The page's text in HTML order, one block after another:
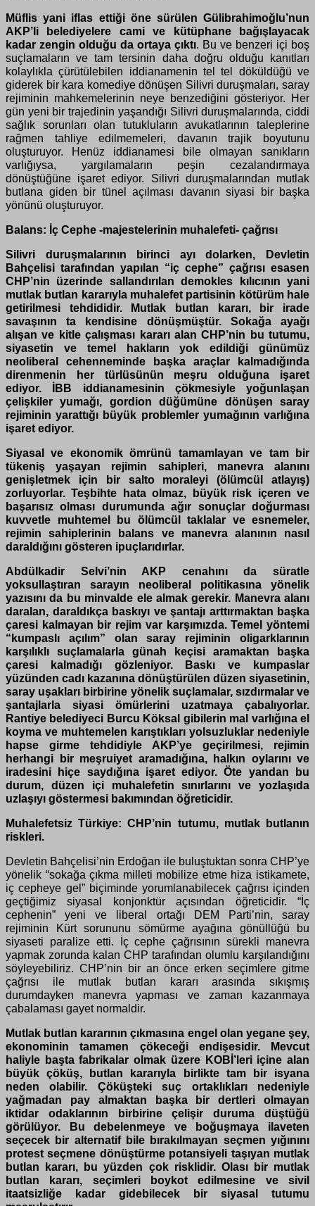
Müflis yani iflas ettiği öne sürülen Gülibrahimoğlu’nun
AKP’li belediyelere cami ve kütüphane bağışlayacak
kadar zengin olduğu da ortaya çıktı. Bu ve benzeri içi boş
suçlamaların ve tam tersinin daha doğru olduğu kanıtları
kolaylıkla çürütülebilen iddianamenin tel tel döküldüğü ve
giderek bir kara komediye dönüşen Silivri duruşmaları, saray
rejiminin mahkemelerinin neye benzediğini gösteriyor. Her
gün yeni bir trajedinin yaşandığı Silivri duruşmalarında, ciddi
sağlık sorunları olan tutukluların avukatlarının taleplerine
rağmen tahliye edilmemeleri, davanın trajik boyutunu
oluşturuyor. Henüz iddianamesi bile olmayan sanıkların
varlığıysa, yargılamaların peşin cezalandırmaya
dönüştüğüne işaret ediyor. Silivri duruşmalarından mutlak
butlana giden bir tünel açılması davanın siyasi bir başka
yönünü oluşturuyor.
Balans: İç Cephe -majestelerinin muhalefeti- çağrısı
Silivri duruşmalarının birinci ayı dolarken, Devletin
Bahçelisi tarafından yapılan “iç cephe” çağrısı esasen
CHP’nin üzerinde sallandırılan demokles kılıcının yani
mutlak butlan kararıyla muhalefet partisinin kötürüm hale
getirilmesi tehdididir. Mutlak butlan kararı, bir irade
savaşının ta kendisine dönüşmüştür. Sokağa ayağı
alışan ve kitle çalışması kararı alan CHP’nin bu tutumu,
siyasetin ve temel hakların yok edildiği günümüz
neoliberal cehenneminde başka araçlar kalmadığında
direnmenin her türlüsünün meşru olduğuna işaret
ediyor.
İBB iddianamesinin çökmesiyle yoğunlaşan
çelişkiler yumağı, gordion düğümüne dönüşen saray
rejiminin yarattığı büyük problemler yumağının varlığına
işaret ediyor.
Siyasal ve ekonomik ömrünü tamamlayan ve tam bir
tükeniş yaşayan rejimin sahipleri, manevra alanını
genişletmek için bir salto moraleyi (ölümcül atlayış)
zorluyorlar. Teşbihte hata olmaz, büyük risk içeren ve
başarısız olması durumunda ağır sonuçlar doğurması
kuvvetle muhtemel bu ölümcül taklalar ve esnemeler,
rejimin sahiplerinin balans ve manevra alanının nasıl
daraldığını gösteren ipuçlarıdırlar.
Abdülkadir Selvi’nin AKP cenahını da süratle
yoksullaştıran sarayın neoliberal politikasına yönelik
yazısını da bu minvalde ele almak gerekir. Manevra alanı
daralan, daraldıkça baskıyı ve şantajı arttırmaktan başka
çaresi kalmayan bir rejim var karşımızda. Temel yöntemi
“kumpaslı açılım” olan saray rejiminin oligarklarının
karşılıklı suçlamalarla günah keçisi aramaktan başka
çaresi kalmadığı gözleniyor. Baskı ve kumpaslar
yüzünden cadı kazanına dönüştürülen düzen siyasetinin,
saray uşakları birbirine yönelik suçlamalar, sızdırmalar ve
şantajlarla siyasi ömürlerini uzatmaya çabalıyorlar.
Rantiye belediyeci Burcu Köksal gibilerin mal varlığına el
koyma ve muhtemelen karıştıkları yolsuzluklar nedeniyle
hapse girme tehdidiyle AKP’ye geçirilmesi, rejimin
herhangi bir meşruiyet aramadığına, halkın oylarını ve
iradesini hiçe saydığına işaret ediyor. Öte yandan bu
durum, düzen içi muhalefetin sınırlarını ve yozlaşıda
uzlaşıyı göstermesi bakımından öğreticidir.
Muhalefetsiz Türkiye: CHP’nin tutumu, mutlak butlanın
riskleri.
Devletin Bahçelisi’nin Erdoğan ile buluştuktan sonra CHP’ye
yönelik “sokağa çıkma milleti mobilize etme hiza istikamete,
iç cepheye gel” biçiminde yorumlanabilecek çağrısı içinden
geçtiğimiz siyasal konjonktür açısından öğreticidir. “İç
cephenin” yeni ve liberal ortağı DEM Parti’nin, saray
rejiminin Kürt sorununu sömürme ayağına gönüllüğü bu
siyaseti paralize etti. İç cephe çağrısının sürekli manevra
yapmak zorunda kalan CHP tarafından olumlu karşılandığını
söyleyebiliriz. CHP’nin bir an önce erken seçimlere gitme
çağrısı ile mutlak butlan kararı arasında sıkışmış
durumdayken manevra yapması ve zaman kazanmaya
çabalaması gayet normaldir.
Mutlak butlan kararının çıkmasına engel olan yegane şey,
ekonominin tamamen çökeceği endişesidir. Mevcut
haliyle başta fabrikalar olmak üzere KOBİ’leri içine alan
büyük çöküş, butlan kararıyla birlikte tam bir isyana
neden olabilir. Çöküşteki suç ortaklıkları nedeniyle
yağmadan pay almaktan başka bir dertleri olmayan
iktidar odaklarının birbirine çelişir duruma düştüğü
görülüyor. Bu debelenmeye ve boğuşmaya ilaveten
seçecek bir alternatif bile bırakılmayan seçmen yığınını
protest seçmene dönüştürme potansiyeli taşıyan mutlak
butlan kararı, bu yüzden çok risklidir. Olası bir mutlak
butlan kararı, seçimleri boykot edilmesine ve sivil
itaatsizliğe kadar gidebilecek bir siyasal tutumu